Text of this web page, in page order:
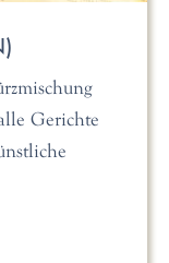
Gerichte